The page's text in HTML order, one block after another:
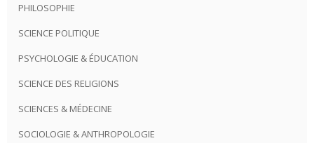
PHILOSOPHIE
SCIENCE POLITIQUE
PSYCHOLOGIE & ÉDUCATION
SCIENCE DES RELIGIONS
SCIENCES & MÉDECINE
SOCIOLOGIE & ANTHROPOLOGIE